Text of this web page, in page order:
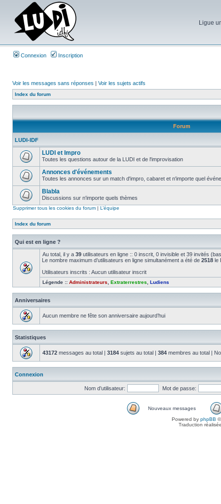
Ligue
Connexion Inscription
Voir les messages sans réponses | Voir les sujets actifs
Index du forum
Forum
LUDI-IDF
LUDI et Impro
Toutes les questions autour de la LUDI et de l'improvisation
Annonces d'événements
Toutes les annonces sur un match d'impro, cabaret et n'importe quel
Blabla
Discussions sur n'importe quels thèmes
Supprimer tous les cookies du forum | L’équipe
Index du forum
Qui est en ligne ?
Au total, il y a 39 utilisateurs en ligne :: 0 inscrit, 0 invisible et 39 invités
Le nombre maximum d’utilisateurs en ligne simultanément a été de 2518 le
Utilisateurs inscrits : Aucun utilisateur inscrit
Légende :: Administrateurs Extraterrestres Ludiens
Anniversaires
Aucun membre ne fête son anniversaire aujourd’hui
Statistiques
43172 messages au total | 3184 sujets au total | 384 membres au total |
Connexion
Nom d’utilisateur: Mot de passe:
Nouveaux messages
Powered by phpBB
Traduction